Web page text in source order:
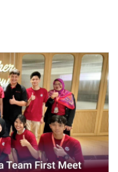
น้นการขยายบริการและ
งขึ้น พร้อมกล่าวขอบคุณ